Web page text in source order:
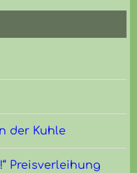
der Kuhle
Preisverleihung